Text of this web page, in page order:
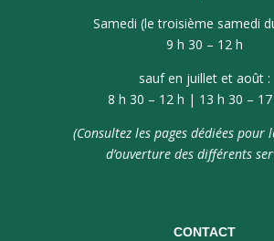
Samedi (le troisième samedi
9 h 30 – 12 h
sauf en juillet et août :
8 h 30 – 12 h | 13 h 30 –
(Consultez les pages dédiées pour
d’ouverture des différents
CONTACT